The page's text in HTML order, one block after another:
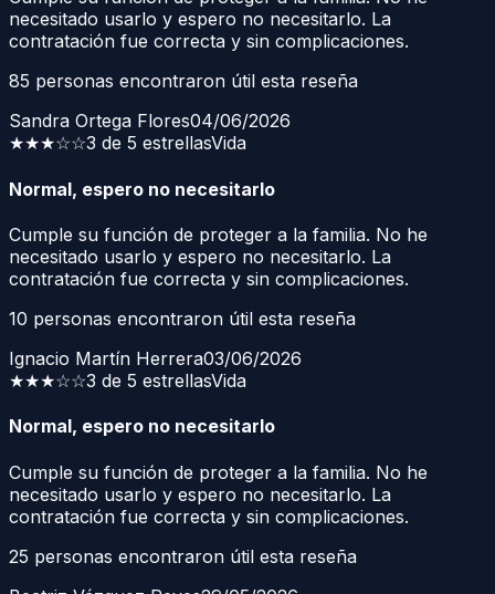
necesitado usarlo y espero no necesitarlo. La
contratación fue correcta y sin complicaciones.
85 personas encontraron útil esta reseña
Sandra Ortega Flores04/06/2026
★★★☆☆3 de 5 estrellasVida
Normal, espero no necesitarlo
Cumple su función de proteger a la familia. No he
necesitado usarlo y espero no necesitarlo. La
contratación fue correcta y sin complicaciones.
10 personas encontraron útil esta reseña
Ignacio Martín Herrera03/06/2026
★★★☆☆3 de 5 estrellasVida
Normal, espero no necesitarlo
Cumple su función de proteger a la familia. No he
necesitado usarlo y espero no necesitarlo. La
contratación fue correcta y sin complicaciones.
25 personas encontraron útil esta reseña